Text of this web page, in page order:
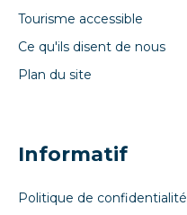
Tourisme accessible
Ce qu'ils disent de nous
Plan du site
Informatif
Politique de confidentialité